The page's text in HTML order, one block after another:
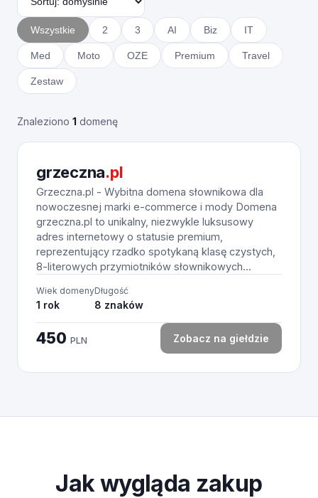
Wszystkie 2 3 AI Biz IT
Med Moto OZE Premium Travel
Zestaw
Znaleziono 1 domenę
grzeczna.pl
Grzeczna.pl - Wybitna domena słownikowa dla
nowoczesnej marki e-commerce i mody Domena
grzeczna.pl to unikalny, niezwykle luksusowy
adres internetowy o statusie premium,
reprezentujący rzadko spotykaną klasę czystych,
8-literowych przymiotników słownikowych...
Wiek domeny
1 rok
Długość
8 znaków
450 PLN Zobacz na giełdzie
Jak wygląda zakup